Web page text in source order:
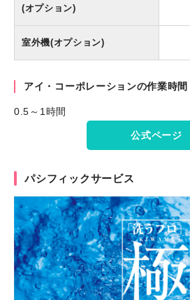
(オプション)
室外機(オプション)
アイ・コーポレーションの作業時間
0.5～1時間
公式ページ
パシフィックサービス